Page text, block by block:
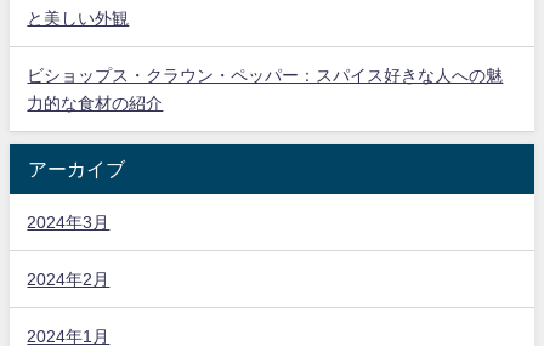
と美しい外観
ビショップス・クラウン・ペッパー：スパイス好きな人への魅
力的な食材の紹介
アーカイブ
2024年3月
2024年2月
2024年1月